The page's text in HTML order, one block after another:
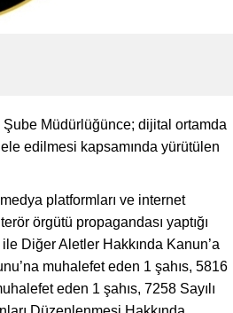
Müdürlüğünce; dijital ortamda
edilmesi kapsamında yürütülen
platformları ve internet
örgütü propagandası yaptığı
Diğer Aletler Hakkında Kanun’a
muhalefet eden 1 şahıs, 5816
eden 1 şahıs, 7258 Sayılı